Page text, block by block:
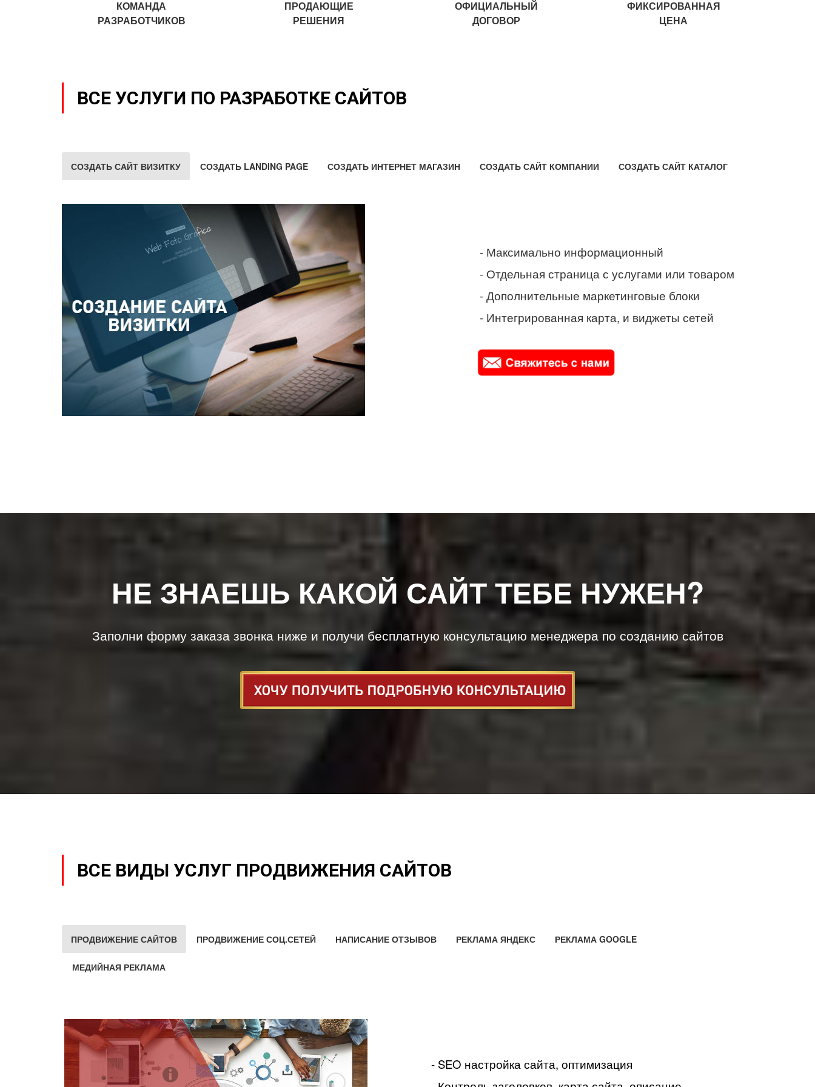
КОМАНДА
РАЗРАБОТЧИКОВ
ПРОДАЮЩИЕ
РЕШЕНИЯ
ОФИЦИАЛЬНЫЙ
ДОГОВОР
ФИКСИРОВАННАЯ
ЦЕНА
ВСЕ УСЛУГИ ПО РАЗРАБОТКЕ САЙТОВ
СОЗДАТЬ САЙТ ВИЗИТКУ СОЗДАТЬ LANDING PAGE СОЗДАТЬ ИНТЕРНЕТ МАГАЗИН СОЗДАТЬ САЙТ КОМПАНИИ СОЗДАТЬ САЙТ КАТАЛОГ
- Максимально информационный
- Отдельная страница с услугами или товаром
- Дополнительные маркетинговые блоки
- Интегрированная карта, и виджеты сетей
НЕ ЗНАЕШЬ КАКОЙ САЙТ ТЕБЕ НУЖЕН?
Заполни форму заказа звонка ниже и получи бесплатную консультацию менеджера по созданию сайтов
ВСЕ ВИДЫ УСЛУГ ПРОДВИЖЕНИЯ САЙТОВ
ПРОДВИЖЕНИЕ САЙТОВ ПРОДВИЖЕНИЕ СОЦ.СЕТЕЙ НАПИСАНИЕ ОТЗЫВОВ РЕКЛАМА ЯНДЕКС РЕКЛАМА GOOGLE
МЕДИЙНАЯ РЕКЛАМА
- SEO настройка сайта, оптимизация